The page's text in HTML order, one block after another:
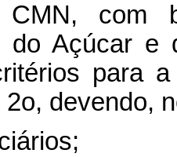
com
do Açúcar
para
devendo,